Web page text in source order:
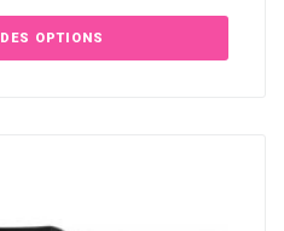
OPTIONS